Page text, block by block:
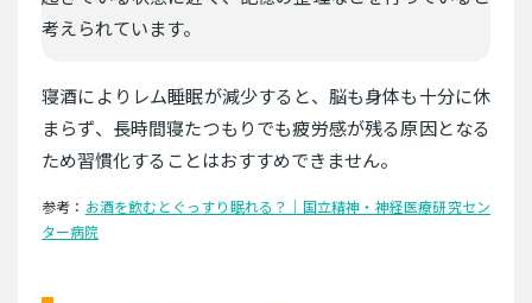
考えられています。
寝酒によりレム睡眠が減少すると、脳も身体も十分に休
まらず、長時間寝たつもりでも疲労感が残る原因となる
ため習慣化することはおすすめできません。
参考： お酒を飲むとぐっすり眠れる？｜国立精神・神経医療研究セン
ター病院